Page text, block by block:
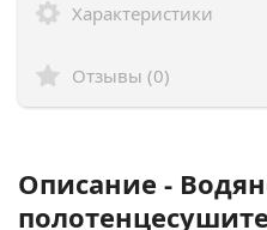
Характеристики
Отзывы (0)
Описание -